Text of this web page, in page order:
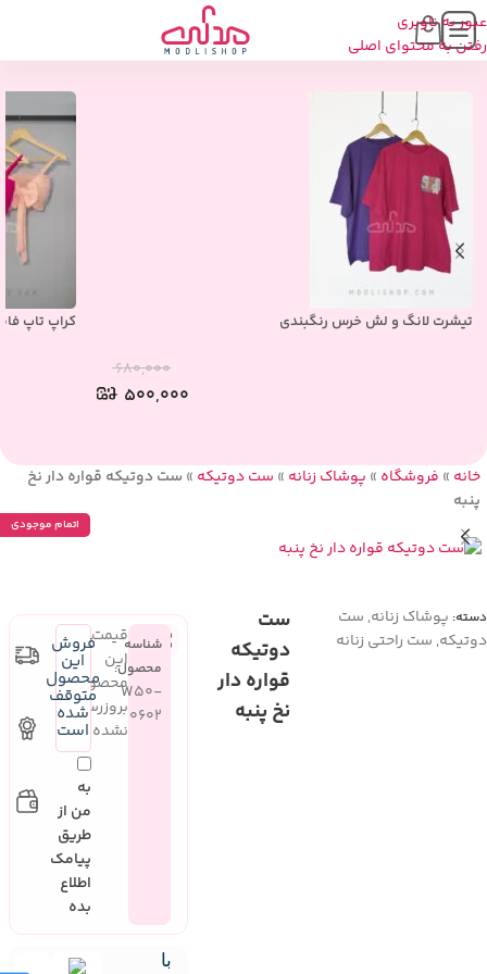
عبور به ناوبری
رفتن به محتوای اصلی
محصولات مشابه
تیشرت لانگ و لش خرس رنگبندی
۶۸۰,۰۰۰
۵۰۰,۰۰۰
کراپ تاپ
خانه » فروشگاه » پوشاک زنانه » ست دوتیکه » ست دوتیکه قواره دار نخ
پنبه
اتمام موجودی
دسته: پوشاک زنانه, ست
دوتیکه, ست راحتی زنانه
ست
دوتیکه
قواره دار
نخ پنبه
شناسه
محصول:
W50-
0602
قیمت
این
محصول
بروزرسانی
نشده
فروش
این
محصول
متوقف
شده
است
به
من از
طریق
پیامک
اطلاع
بده
با